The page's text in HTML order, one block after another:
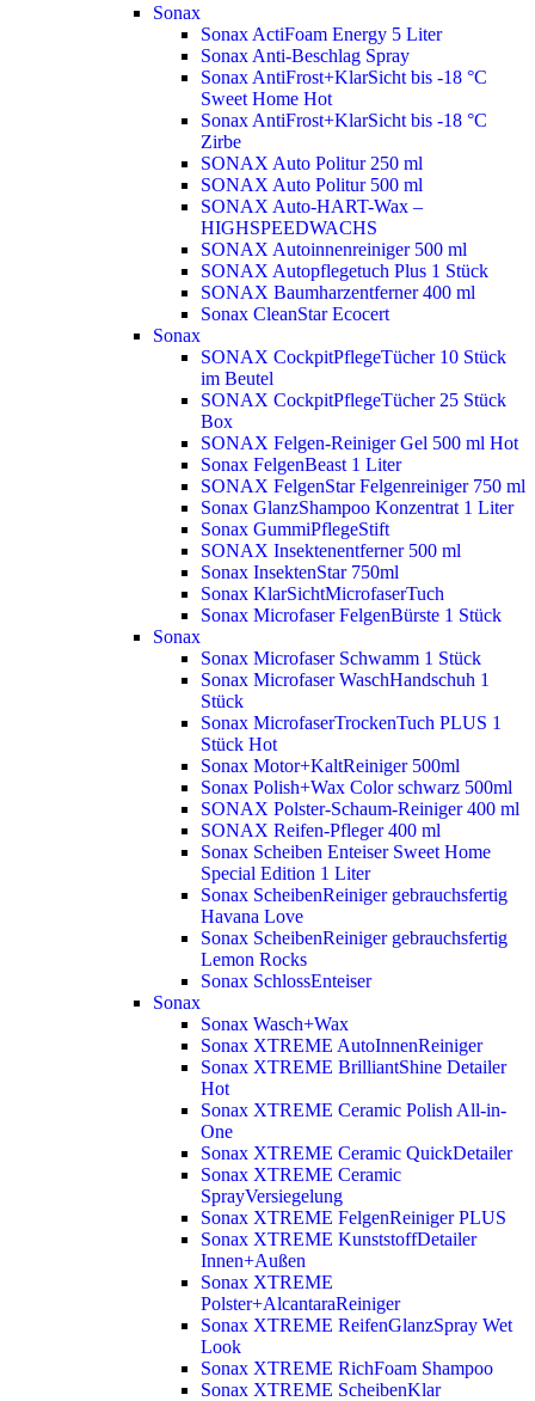
Sonax
Sonax ActiFoam Energy 5 Liter
Sonax Anti-Beschlag Spray
Sonax AntiFrost+KlarSicht bis -18 °C
Sweet Home Hot
Sonax AntiFrost+KlarSicht bis -18 °C
Zirbe
SONAX Auto Politur 250 ml
SONAX Auto Politur 500 ml
SONAX Auto-HART-Wax –
HIGHSPEEDWACHS
SONAX Autoinnenreiniger 500 ml
SONAX Autopflegetuch Plus 1 Stück
SONAX Baumharzentferner 400 ml
Sonax CleanStar Ecocert
Sonax
SONAX CockpitPflegeTücher 10 Stück
im Beutel
SONAX CockpitPflegeTücher 25 Stück
Box
SONAX Felgen-Reiniger Gel 500 ml Hot
Sonax FelgenBeast 1 Liter
SONAX FelgenStar Felgenreiniger 750 ml
Sonax GlanzShampoo Konzentrat 1 Liter
Sonax GummiPflegeStift
SONAX Insektenentferner 500 ml
Sonax InsektenStar 750ml
Sonax KlarSichtMicrofaserTuch
Sonax Microfaser FelgenBürste 1 Stück
Sonax
Sonax Microfaser Schwamm 1 Stück
Sonax Microfaser WaschHandschuh 1
Stück
Sonax MicrofaserTrockenTuch PLUS 1
Stück Hot
Sonax Motor+KaltReiniger 500ml
Sonax Polish+Wax Color schwarz 500ml
SONAX Polster-Schaum-Reiniger 400 ml
SONAX Reifen-Pfleger 400 ml
Sonax Scheiben Enteiser Sweet Home
Special Edition 1 Liter
Sonax ScheibenReiniger gebrauchsfertig
Havana Love
Sonax ScheibenReiniger gebrauchsfertig
Lemon Rocks
Sonax SchlossEnteiser
Sonax
Sonax Wasch+Wax
Sonax XTREME AutoInnenReiniger
Sonax XTREME BrilliantShine Detailer
Hot
Sonax XTREME Ceramic Polish All-in-
One
Sonax XTREME Ceramic QuickDetailer
Sonax XTREME Ceramic
SprayVersiegelung
Sonax XTREME FelgenReiniger PLUS
Sonax XTREME KunststoffDetailer
Innen+Außen
Sonax XTREME
Polster+AlcantaraReiniger
Sonax XTREME ReifenGlanzSpray Wet
Look
Sonax XTREME RichFoam Shampoo
Sonax XTREME ScheibenKlar